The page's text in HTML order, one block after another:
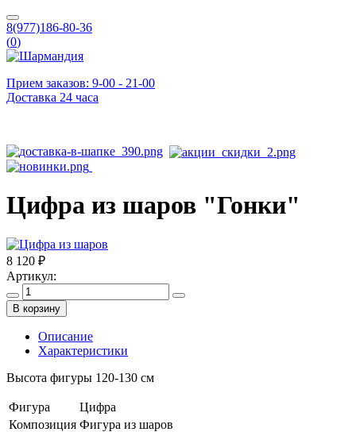
8(977)186-80-36
(0)
Прием заказов: 9-00 - 21-00
Доставка 24 часа
Цифра из шаров "Гонки"
8 120 ₽
Артикул:
В корзину
Описание
Характеристики
Высота фигуры 120-130 см
Фигура
Цифра
Композиция Фигура из шаров